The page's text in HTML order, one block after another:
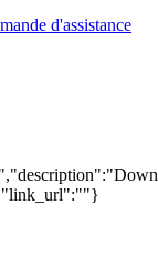
d'assistance